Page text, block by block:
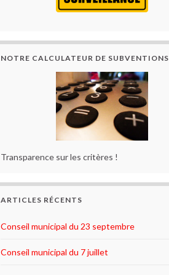
NOTRE CALCULATEUR DE SUBVENTIONS
Transparence sur les critères !
ARTICLES RÉCENTS
Conseil municipal du 23 septembre
Conseil municipal du 7 juillet